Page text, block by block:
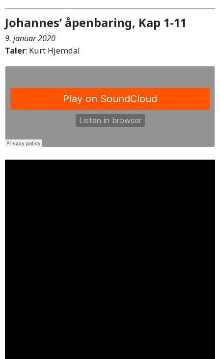
Johannes’ åpenbaring, Kap 1-11
9. januar 2020
Taler: Kurt Hjemdal